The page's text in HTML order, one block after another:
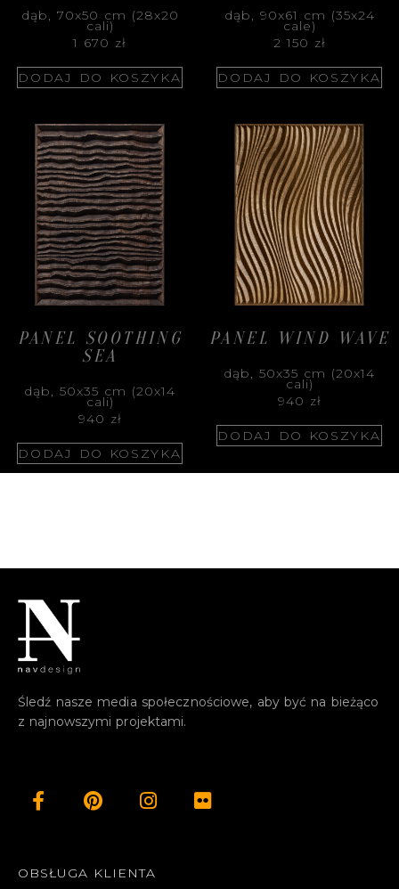
dąb, 70x50 cm (28x20
cali)
1 670 zł
DODAJ DO KOSZYKA
dąb, 90x61 cm (35x24
cale)
2 150 zł
DODAJ DO KOSZYKA
PANEL SOOTHING
SEA
dąb, 50x35 cm (20x14
cali)
940 zł
DODAJ DO KOSZYKA
PANEL WIND WAVE
dąb, 50x35 cm (20x14
cali)
940 zł
DODAJ DO KOSZYKA
Śledź nasze media społecznościowe, aby być na bieżąco
z najnowszymi projektami.
OBSŁUGA KLIENTA